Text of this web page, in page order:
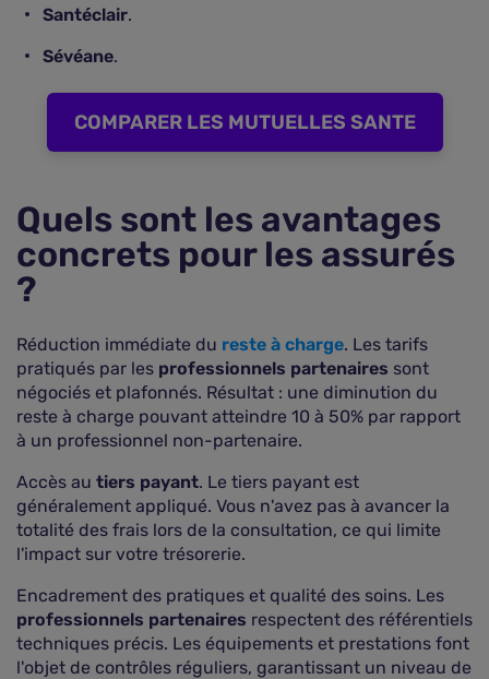
Santéclair.
Sévéane.
COMPARER LES MUTUELLES SANTE
Quels sont les avantages
concrets pour les assurés
?
Réduction immédiate du reste à charge. Les tarifs
pratiqués par les professionnels partenaires sont
négociés et plafonnés. Résultat : une diminution du
reste à charge pouvant atteindre 10 à 50% par rapport
à un professionnel non-partenaire.
Accès au tiers payant. Le tiers payant est
généralement appliqué. Vous n'avez pas à avancer la
totalité des frais lors de la consultation, ce qui limite
l'impact sur votre trésorerie.
Encadrement des pratiques et qualité des soins. Les
professionnels partenaires respectent des référentiels
techniques précis. Les équipements et prestations font
l'objet de contrôles réguliers, garantissant un niveau de